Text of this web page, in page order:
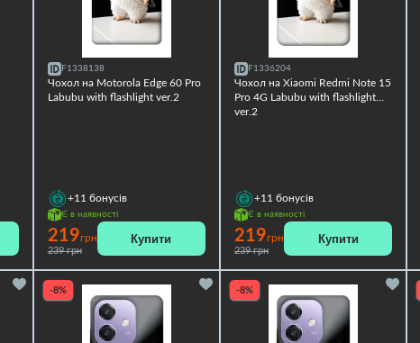
F1338138
Чохол на Motorola Edge 60 Pro
Labubu with flashlight ver.2
+11 бонусів
Є в наявності
219грн
239 грн
Купити
F1336204
Чохол на Xiaomi Redmi Note 15
Pro 4G Labubu with flashlight
ver.2
+11 бонусів
Є в наявності
219грн
239 грн
Купити
-8% -8%